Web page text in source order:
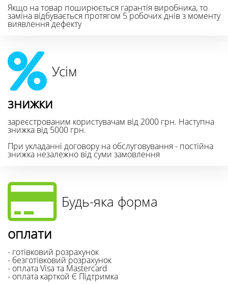
Якщо на товар поширюється гарантія виробника, то
заміна відбувається протягом 5 робочих днів з моменту
виявлення дефекту
Усім
знижки
зареєстрованим користувачам від 2000 грн. Наступна
знижка від 5000 грн.
При укладанні договору на обслуговування - постійна
знижка незалежно від суми замовлення
Будь-яка форма
оплати
- готівковий розрахунок
- безготівковий розрахунок
- оплата Visa та Mastercard
- оплата карткой Є Підтримка